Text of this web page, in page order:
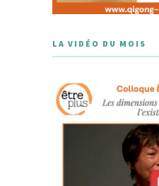
LA VIDÉO DU MOIS